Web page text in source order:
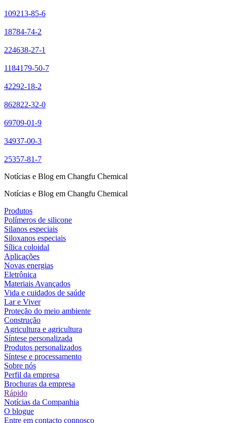
109213-85-6
18784-74-2
224638-27-1
1184179-50-7
42292-18-2
862822-32-0
69709-01-9
34937-00-3
25357-81-7
Notícias e Blog em Changfu Chemical
Notícias e Blog em Changfu Chemical
Produtos
Polímeros de silicone
Silanos especiais
Siloxanos especiais
Sílica coloidal
Aplicações
Novas energias
Eletrônica
Materiais Avançados
Vida e cuidados de saúde
Lar e Viver
Proteção do meio ambiente
Construção
Agricultura e agricultura
Síntese personalizada
Produtos personalizados
Síntese e processamento
Sobre nós
Perfil da empresa
Brochuras da empresa
Rápido
Notícias da Companhia
O blogue
Entre em contacto connosco